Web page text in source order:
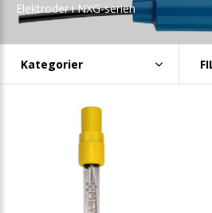
Elektroder i NXG-serien
Kategorier